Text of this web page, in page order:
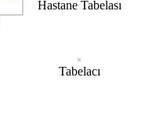
Hastane Tabelası
Tabelacı